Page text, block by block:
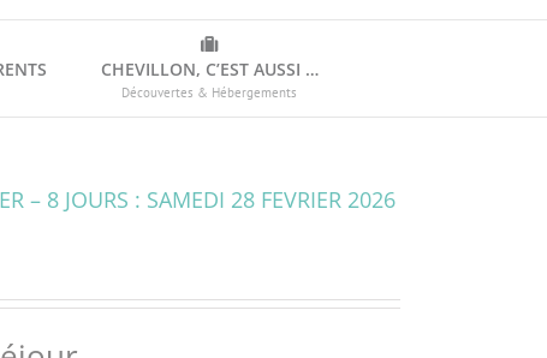
CHEVILLON, C’EST AUSSI …
Découvertes & Hébergements
– 8 JOURS : SAMEDI 28 FEVRIER 2026